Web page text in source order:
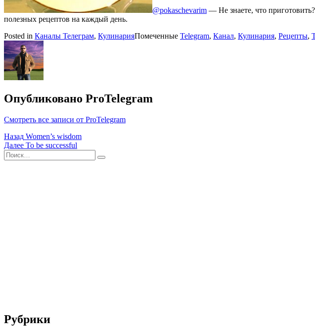
@pokaschevarim — Не знаете, что
полезных рецептов на каждый день.
Posted in Каналы Телеграм, КулинарияПомеченные Telegram, Канал, Кулинария, Рецепты,
Опубликовано ProTelegram
Смотреть все записи от ProTelegram
Навигация
по
записям
Назад Women’s wisdom
Далее To be successful
Поиск
Найти
Рубрики